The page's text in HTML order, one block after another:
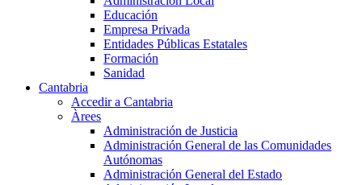
Educación
Empresa Privada
Entidades Públicas Estatales
Formación
Sanidad
Cantabria
Accedir a Cantabria
Àrees
Administración de Justicia
Administración General de las Comunidades
Autónomas
Administración General del Estado